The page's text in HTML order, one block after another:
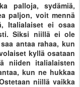
palloja, sydämiä,
paljon, voit mennä
Italialaiset ei osaa
Siksi niillä ei ole
antaa rahaa, kun
kyllä osataan
niiden italialaisten
kun ne hukkaa
niillä vaikka